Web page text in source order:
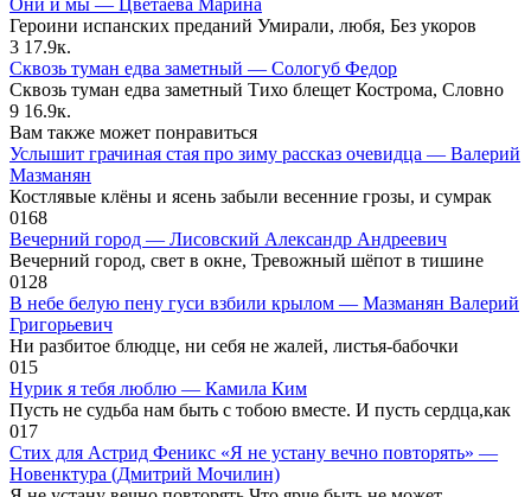
Героини испанских преданий Умирали, любя, Без укоров
3 17.9к.
Сквозь туман едва заметный — Сологуб Федор
Сквозь туман едва заметный Тихо блещет Кострома, Словно
9 16.9к.
Вам также может понравиться
Услышит грачиная стая про зиму рассказ очевидца — Валерий
Мазманян
Костлявые клёны и ясень забыли весенние грозы, и сумрак
0168
Вечерний город — Лисовский Александр Андреевич
Вечерний город, свет в окне, Тревожный шёпот в тишине
0128
В небе белую пену гуси взбили крылом — Мазманян Валерий
Григорьевич
Ни разбитое блюдце, ни себя не жалей, листья-бабочки
015
Нурик я тебя люблю — Камила Ким
Пусть не судьба нам быть с тобою вместе. И пусть сердца,как
017
Стих для Астрид Феникс «Я не устану вечно повторять» —
Новенктура (Дмитрий Мочилин)